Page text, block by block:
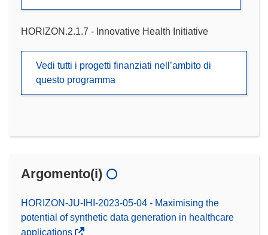
HORIZON.2.1.7 - Innovative Health Initiative
Vedi tutti i progetti finanziati nell’ambito di
questo programma
Argomento(i)
HORIZON-JU-IHI-2023-05-04 - Maximising the
potential of synthetic data generation in healthcare
applications